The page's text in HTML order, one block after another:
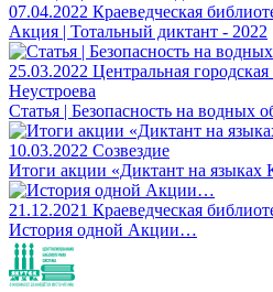
07.04.2022 Краеведческая
Акция | Тотальный диктант - 2022
25.03.2022 Центральная
Неустроева
Статья | Безопасность на водных
10.03.2022 Созвездие
Итоги акции «Диктант на
21.12.2021 Краеведческая
История одной Акции…